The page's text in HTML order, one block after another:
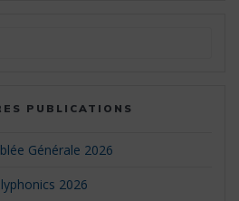
PUBLICATIONS
Générale 2026
2026